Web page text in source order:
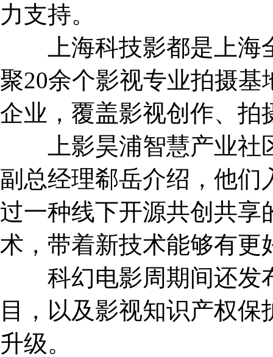
力支持。
上海科技影都是上海
聚20余个影视专业拍摄基
企业，覆盖影视创作、拍
上影昊浦智慧产业社
副总经理郗岳介绍，他
过一种线下开源共创共享
术，带着新技术能够有更
科幻电影周期间还发布
目，以及影视知识产权
升级。